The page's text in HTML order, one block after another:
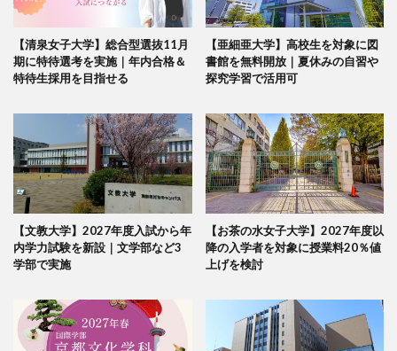
【清泉女子大学】総合型選抜11月
期に特待選考を実施｜年内合格＆
特待生採用を目指せる
【亜細亜大学】高校生を対象に図
書館を無料開放｜夏休みの自習や
探究学習で活用可
【文教大学】2027年度入試から年
内学力試験を新設｜文学部など3
学部で実施
【お茶の水女子大学】2027年度以
降の入学者を対象に授業料20％値
上げを検討